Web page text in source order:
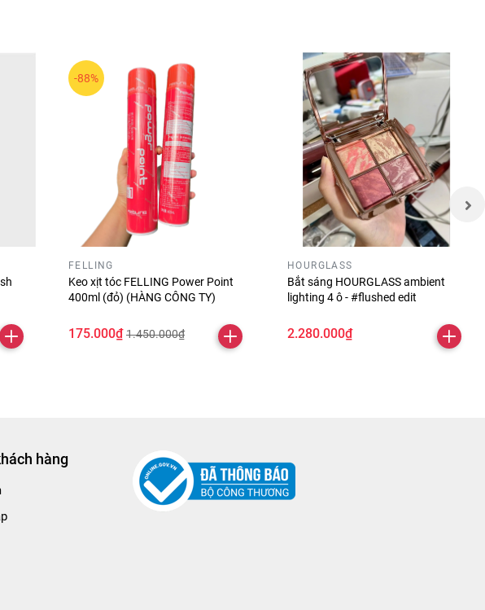
-88%
FELLING
Keo xịt tóc FELLING Power Point
400ml (đỏ) (HÀNG CÔNG TY)
175.000₫ 1.450.000₫
HOURGLASS
Bắt sáng HOURGLASS ambient
lighting 4 ô - #flushed edit
2.280.000₫
hàng